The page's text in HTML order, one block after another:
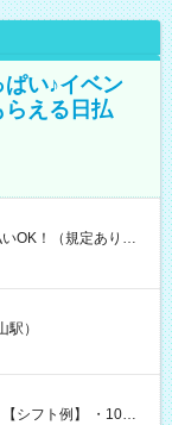
い♪イベン
える日払
ビニATMから 日払
）